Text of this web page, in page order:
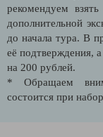
рекомендуем
дополнительной
до начала тура. В
её подтверждения,
на 200 рублей.
* Обращаем
состоится при